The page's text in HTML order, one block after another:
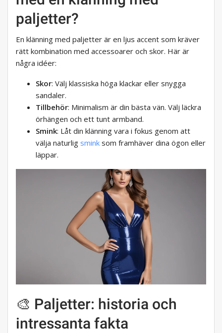
paljetter?
En klänning med paljetter är en ljus accent som kräver
rätt kombination med accessoarer och skor. Här är
några idéer:
Skor: Välj klassiska höga klackar eller snygga
sandaler.
Tillbehör: Minimalism är din bästa vän. Välj läckra
örhängen och ett tunt armband.
Smink: Låt din klänning vara i fokus genom att
välja naturlig smink som framhäver dina ögon eller
läppar.
🎨 Paljetter: historia och
intressanta fakta